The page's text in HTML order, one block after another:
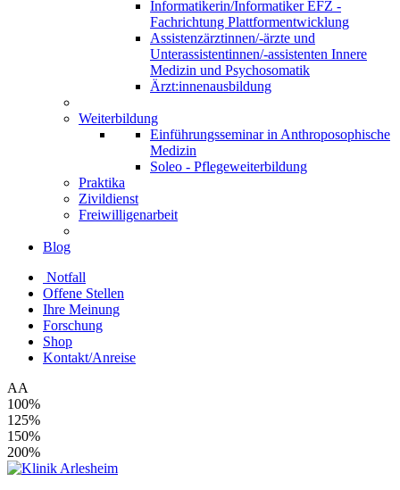
Informatikerin/Informatiker EFZ -
Fachrichtung Plattformentwicklung
Assistenzärztinnen/-ärzte und
Unterassistentinnen/-assistenten Innere
Medizin und Psychosomatik
Ärzt:innenausbildung
Weiterbildung
Einführungsseminar in Anthroposophische
Medizin
Soleo - Pflegeweiterbildung
Praktika
Zivildienst
Freiwilligenarbeit
Blog
Notfall
Offene Stellen
Ihre Meinung
Forschung
Shop
Kontakt/Anreise
AA
100%
125%
150%
200%